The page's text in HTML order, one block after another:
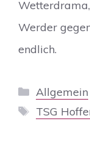
Werder
endlich.
Kategorien
Allgemein
TSG